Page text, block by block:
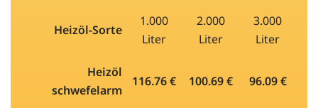
Heizöl-Sorte
1.000
Liter
2.000
Liter
3.000
Liter
Heizöl
schwefelarm
116.76 € 100.69 € 96.09 €